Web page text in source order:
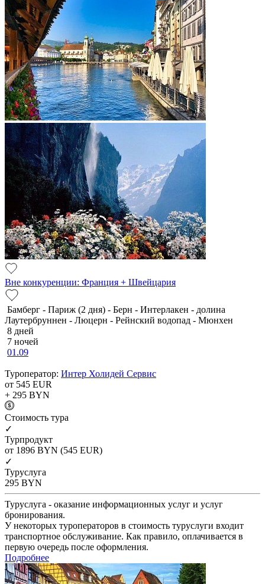
Вне конкуренции: Франция + Швейцария
Бамберг - Париж (2 дня) - Берн - Интерлакен - долина
Лаутербруннен - Люцерн - Рейнский водопад - Мюнхен
8 дней
7 ночей
01.09
Туроператор: Интер Холидей Сервис
от 545 EUR
+ 295 BYN
Cтоимость тура
✓
Турпродукт
от 1896 BYN (545 EUR)
✓
Туруслуга
295 BYN
Туруслуга - оказание информационных услуг и услуг
бронирования.
У некоторых туроператоров в стоимость туруслуги входит
транспортное обслуживание. Как правило, оплачивается в
первую очередь после оформления.
Подробнее